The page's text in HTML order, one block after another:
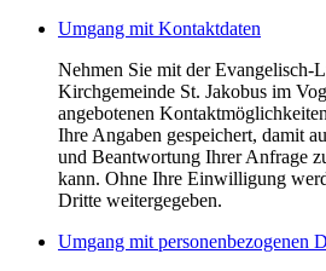
Umgang mit Kontaktdaten
Nehmen Sie mit der Evangelisch-
Kirchgemeinde St. Jakobus im
angebotenen
Ihre Angaben gespeichert, damit
und Beantwortung Ihrer Anfrage
kann. Ohne Ihre Einwilligung
Dritte weitergegeben.
Umgang mit personenbezogenen